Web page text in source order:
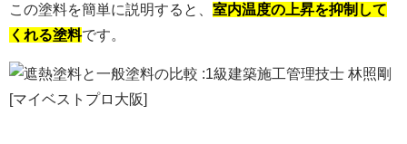
この塗料を簡単に説明すると、 室内温度の上昇を抑制して
くれる塗料です。